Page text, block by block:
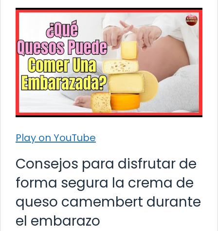
Play on YouTube
Consejos para disfrutar de
forma segura la crema de
queso camembert durante
el embarazo